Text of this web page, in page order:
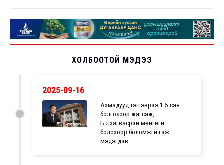
ХОЛБООТОЙ МЭДЭЭ
2025-09-16
Ахмадууд тэтгэврээ 1.5 сая
болгохоор жагсаж,
Б.Лхагвасүрэн мөнгөгүй
болохоор боломжгүй гэж
мэдэгдэв